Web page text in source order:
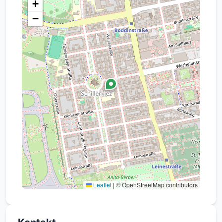
+
−
Leaflet | © OpenStreetMap contributors